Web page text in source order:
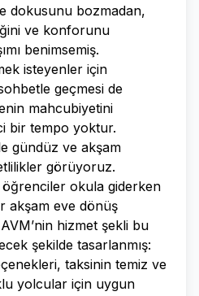
dokusunu bozmadan,
ve konforunu
benimsemiş.
isteyenler için
geçmesi de
mahcubiyetini
bir tempo yoktur.
gündüz ve akşam
görüyoruz.
okula giderken
akşam eve dönüş
hizmet şekli bu
şekilde tasarlanmış:
taksinin temiz ve
yolcular için uygun